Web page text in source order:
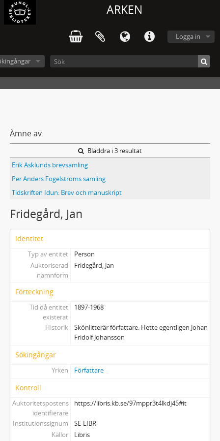
ARKEN
Logga in
Ämne av
Bläddra i 3 resultat
Erik Asklunds brevsamling
Per Anders Fogelströms samling
Tidskriften Idun: Brev och manuskript
Fridegård, Jan
Identitet
Typ av entitet
Person
Auktoriserad
namnform
Fridegård, Jan
Förteckning
Tid då entitet
existerat
1897-1968
Historik
Skönlitterär författare. Hette egentligen Johan
Fridolf Johansson
Sökingångar
Yrken Författare
Kontroll
Auktoritetspostens
identifierare
https://libris.kb.se/97mppr3t4lkdj45#it
Institutionssignum
SE-LIBR
Källor
Libris